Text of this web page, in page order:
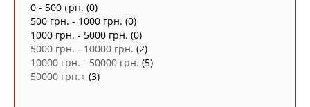
0 - 500 грн. (0)
500 грн. - 1000 грн. (0)
1000 грн. - 5000 грн. (0)
5000 грн. - 10000 грн. (2)
10000 грн. - 50000 грн. (5)
50000 грн.+ (3)